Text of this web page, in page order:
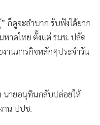
ก็ดูจะลำบาก รับฟังได้ยาก
าดไทย ตั้งเเต่ รมช. ปลัด
งานภารกิจหลักๆประจำวัน
นายอนุทินกลับปล่อยให้
าน ปปช.